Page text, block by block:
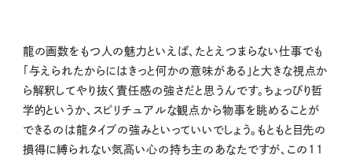
龍の画数をもつ人の魅力といえば、たとえつまらない仕事でも
「与えられたからにはきっと何かの意味がある」と大きな視点か
ら解釈してやり抜く責任感の強さだと思うんです。ちょっぴり哲
学的というか、スピリチュアルな観点から物事を眺めることが
できるのは龍タイプの強みといっていいでしょう。もともと目先の
損得に縛られない気高い心の持ち主のあなたですが、この11